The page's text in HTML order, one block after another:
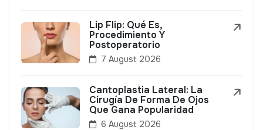
Lip Flip: Qué Es,
Procedimiento Y
Postoperatorio
7 August 2026
Cantoplastia Lateral: La
Cirugía De Forma De Ojos
Que Gana Popularidad
6 August 2026